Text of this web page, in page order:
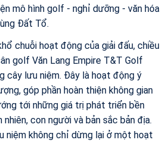
mô hình golf - nghỉ dưỡng - văn hóa
Đất Tổ.
chuỗi hoạt động của giải đấu, chiều
golf Văn Lang Empire T&T Golf
cây lưu niệm. Đây là hoạt động ý
góp phần hoàn thiện không gian
tới những giá trị phát triển bền
con người và bản sắc bản địa.
niệm không chỉ dừng lại ở một hoạt